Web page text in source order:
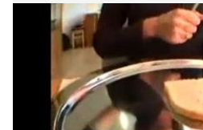
odstranit histony pomocí
do roztoku přidáme ethanol, v
nerozpustná.